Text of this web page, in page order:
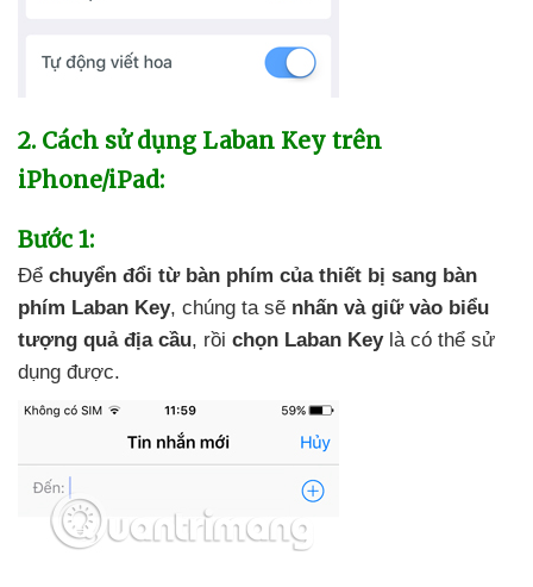
2. Cách sử dụng Laban Key trên
iPhone/iPad:
Bước 1:
Để chuyển đổi từ bàn phím của thiết bị sang bàn
phím Laban Key, chúng ta sẽ nhấn và giữ vào biểu
tượng quả địa cầu, rồi chọn Laban Keylà có thể sử
dụng được.